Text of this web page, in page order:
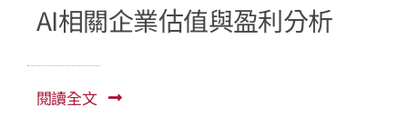
AI相關企業估值與盈利分析
閱讀全文